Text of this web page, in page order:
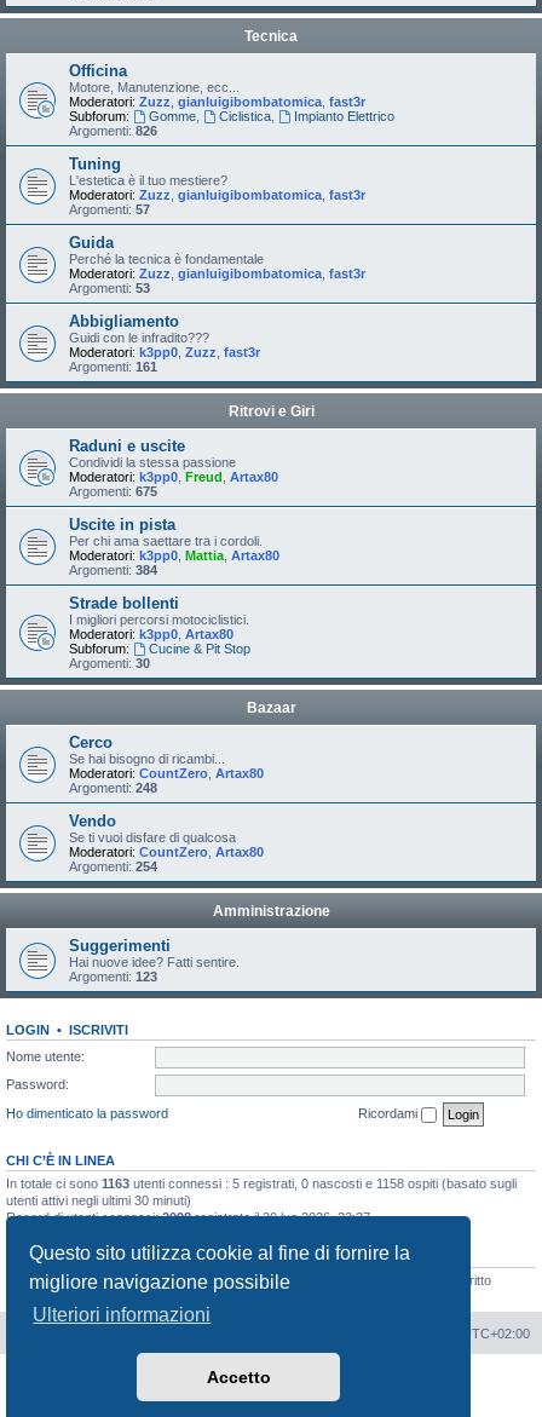
Questo sito utilizza cookie al fine di fornire la
migliore navigazione possibile
Ulteriori informazioni
Accetto
Tecnica
Officina
Motore, Manutenzione, ecc...
Moderatori: Zuzz gianluigibombatomica fast3r
Subforum:
Gomme, Ciclistica,
Impianto Elettrico
Argomenti: 826
Tuning
L'estetica è il tuo mestiere?
Moderatori: Zuzz gianluigibombatomica fast3r
Argomenti: 57
Guida
Perché la tecnica è fondamentale
Moderatori: Zuzz gianluigibombatomica fast3r
Argomenti: 53
Abbigliamento
Guidi con le infradito???
Moderatori: k3pp0 Zuzz fast3r
Argomenti: 161
Ritrovi e Giri
Raduni e uscite
Condividi la stessa passione
Moderatori: k3pp0 Freud Artax80
Argomenti: 675
Uscite in pista
Per chi ama saettare tra i cordoli.
Moderatori: k3pp0 Mattia Artax80
Argomenti: 384
Strade bollenti
I migliori percorsi motociclistici.
Moderatori: k3pp0 Artax80
Subforum:
Cucine & Pit Stop
Argomenti: 30
Bazaar
Cerco
Se hai bisogno di ricambi...
Moderatori: CountZero Artax80
Argomenti: 248
Vendo
Se ti vuoi disfare di qualcosa
Moderatori: CountZero Artax80
Argomenti: 254
Amministrazione
Suggerimenti
Hai nuove idee? Fatti sentire.
Argomenti: 123
LOGIN • ISCRIVITI
Nome utente:
Password:
Ho dimenticato la password
Ricordami
CHI C’È IN LINEA
In totale ci sono 1163 utenti connessi : 5 registrati, 0 nascosti e 1158 ospiti (basato sugli
utenti attivi negli ultimi 30 minuti)
Record di utenti connessi:2098registrato il 30 lug 2026, 23:27
STATISTICHE
Totale messaggi189351• Totale argomenti 8226
• Ultimo iscritto
UTC+02:00
phpBB® Forum Software © phpBB Limited
phpBB-Italia.it